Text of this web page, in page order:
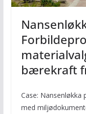
bærekraft
Case: Nansenløkka
med